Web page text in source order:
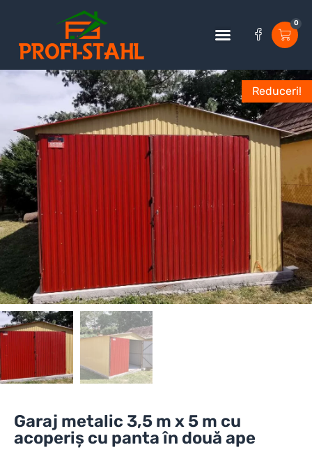
0
Reduceri!
Garaj metalic 3,5 m x 5 m cu
acoperiș cu panta în două ape